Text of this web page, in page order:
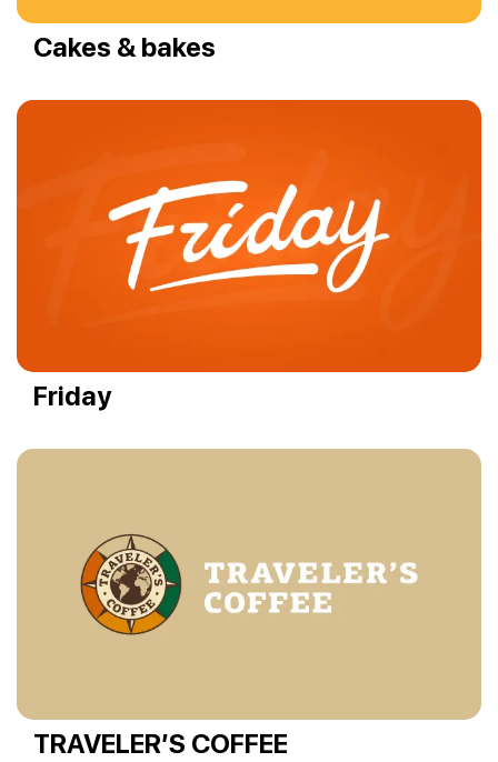
Cakes & bakes
Friday
TRAVELER’S COFFEE